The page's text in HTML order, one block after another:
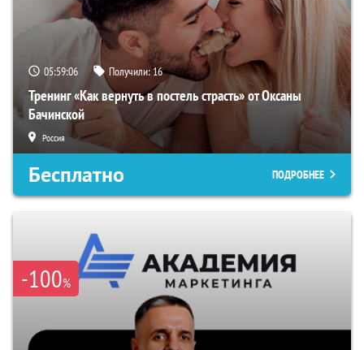
05:59:05 Получили:16
Тренинг «Как вернуть в постель страсть» от Оксаны
Бачинской
Россия
Бесплатно ПОДРОБНЕЕ
-100%